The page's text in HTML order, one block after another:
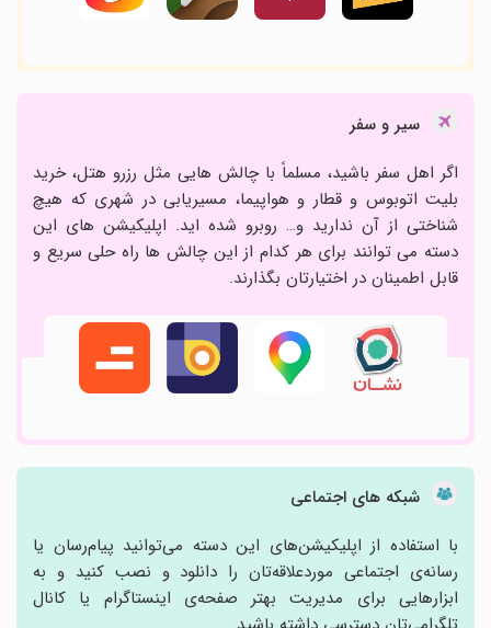
سیر و سفر
اگر اهل سفر باشید، مسلماً با چالش هایی مثل رزرو هتل، خرید
بلیت اتوبوس و قطار و هواپیما، مسیریابی در شهری که هیچ
شناختی از آن ندارید و… روبرو شده اید. اپلیکیشن های این
دسته می توانند برای هر کدام از این چالش ها راه حلی سریع و
قابل اطمینان در اختیارتان بگذارند.
شبکه های اجتماعی
با استفاده از اپلیکیشن‌های این دسته می‌توانید پیام‌رسان یا
رسانه‌ی اجتماعی موردعلاقه‌تان را دانلود و نصب کنید و به
ابزارهایی برای مدیریت بهتر صفحه‌ی اینستاگرام یا کانال